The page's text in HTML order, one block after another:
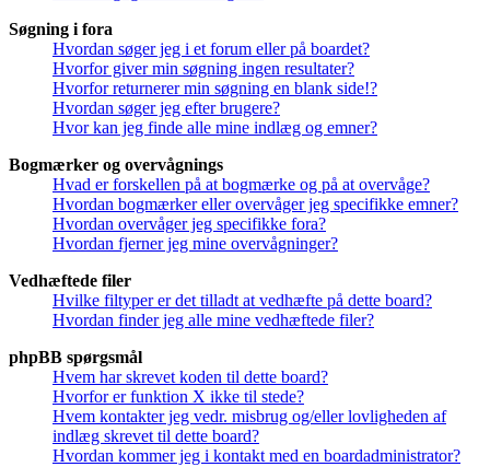
Søgning i fora
Hvordan søger jeg i et forum eller på boardet?
Hvorfor giver min søgning ingen resultater?
Hvorfor returnerer min søgning en blank side!?
Hvordan søger jeg efter brugere?
Hvor kan jeg finde alle mine indlæg og emner?
Bogmærker og overvågnings
Hvad er forskellen på at bogmærke og på at overvåge?
Hvordan bogmærker eller overvåger jeg specifikke emner?
Hvordan overvåger jeg specifikke fora?
Hvordan fjerner jeg mine overvågninger?
Vedhæftede filer
Hvilke filtyper er det tilladt at vedhæfte på dette board?
Hvordan finder jeg alle mine vedhæftede filer?
phpBB spørgsmål
Hvem har skrevet koden til dette board?
Hvorfor er funktion X ikke til stede?
Hvem kontakter jeg vedr. misbrug og/eller lovligheden af
indlæg skrevet til dette board?
Hvordan kommer jeg i kontakt med en boardadministrator?